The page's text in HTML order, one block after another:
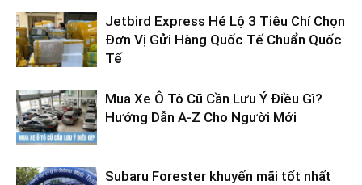
Jetbird Express Hé Lộ 3 Tiêu Chí Chọn
Đơn Vị Gửi Hàng Quốc Tế Chuẩn Quốc
Tế
Mua Xe Ô Tô Cũ Cần Lưu Ý Điều Gì?
Hướng Dẫn A-Z Cho Người Mới
Subaru Forester khuyến mãi tốt nhất